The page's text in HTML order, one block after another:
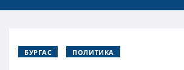
БУРГАС ПОЛИТИКА